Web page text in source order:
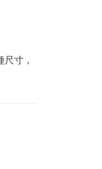
寸，